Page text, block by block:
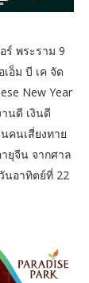
ร์ พระราม 9
อ็ม บี เค จัด
New Year
นดี เงินดี
คนเสี่ยงทาย
ยุจีน จากศาล
นอาทิตย์ที่ 22